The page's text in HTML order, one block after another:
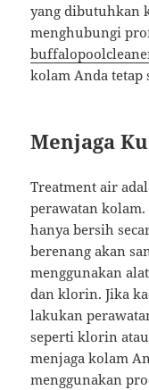
yang dibutuhkan
menghubungi
kolam Anda tetap
Menjaga
Treatment air
perawatan
hanya bersih
berenang akan
menggunakan
dan klorin. Jika
lakukan
seperti klorin
menjaga kolam
menggunakan